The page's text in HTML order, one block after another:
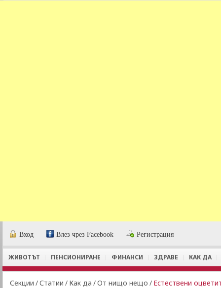
Вход Влез чрез Facebook Регистрация
ЖИВОТЪТ ПЕНСИОНИРАНЕ ФИНАНСИ ЗДРАВЕ КАК ДА
Секции /Статии / Как да /От нищо нещо / Естествени